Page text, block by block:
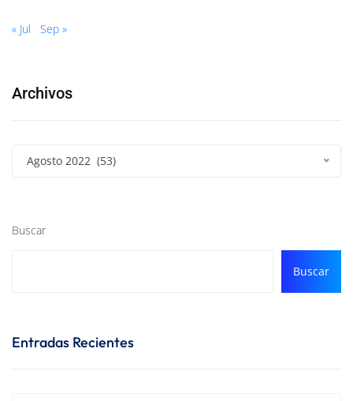
« Jul Sep »
Archivos
Agosto 2022 (53)
Buscar
Buscar
Entradas Recientes